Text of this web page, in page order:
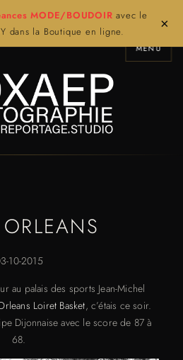
MODE/BOUDOIR avec le
dans la Boutique en ligne.
×
MENU
10-2015
au palais des sports Jean-Michel
Loiret Basket, c’étais ce soir.
Dijonnaise avec le score de 87 à
68.